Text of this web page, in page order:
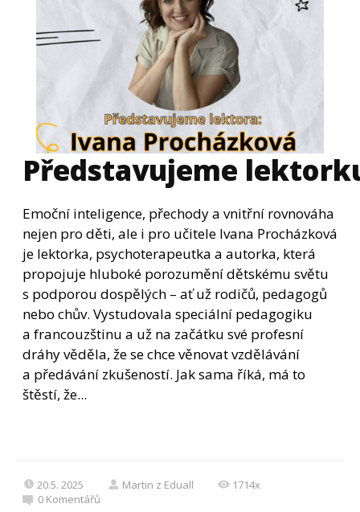
Představujeme
Emoční inteligence, přechody a vnitřní rovnováha
nejen pro děti, ale i pro učitele Ivana Procházková
je lektorka, psychoterapeutka a autorka, která
propojuje hluboké porozumění dětskému světu
s podporou dospělých – ať už rodičů, pedagogů
nebo chův. Vystudovala speciální pedagogiku
a francouzštinu a už na začátku své profesní
dráhy věděla, že se chce věnovat vzdělávání
a předávání zkušeností. Jak sama říká, má to
štěstí, že...
20.5. 2025 Martin z Eduall
1714x
0 Komentářů